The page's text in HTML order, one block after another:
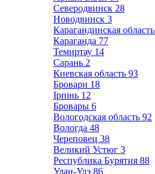
Северодвинск 28
Новодвинск 3
Карагандинская область
Караганда 77
Темиртау 14
Сарань 2
Киевская область 93
Бровари 18
Ірпінь 12
Бровары 6
Вологодская область 92
Вологда 48
Череповец 38
Великий Устюг 3
Республика Бурятия 88
Улан-Удэ 86